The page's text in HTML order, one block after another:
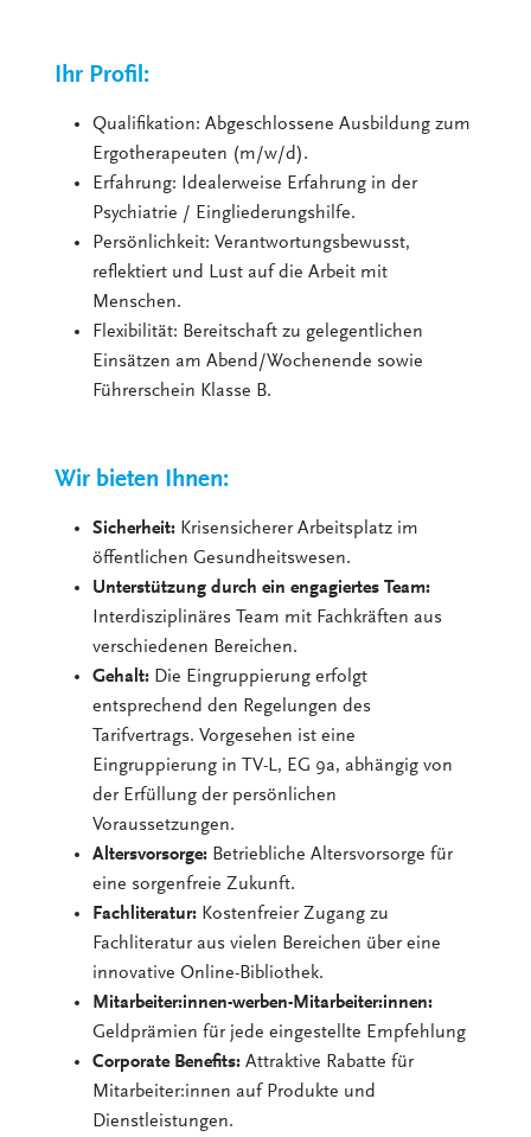
Ihr Profil:
Qualifikation: Abgeschlossene Ausbildung zum
Ergotherapeuten (m/w/d).
Erfahrung: Idealerweise Erfahrung in der
Psychiatrie / Eingliederungshilfe.
Persönlichkeit: Verantwortungsbewusst,
reflektiert und Lust auf die Arbeit mit
Menschen.
Flexibilität: Bereitschaft zu gelegentlichen
Einsätzen am Abend/Wochenende sowie
Führerschein Klasse B.
Wir bieten Ihnen:
Sicherheit: Krisensicherer Arbeitsplatz im
öffentlichen Gesundheitswesen.
Unterstützung durch ein engagiertes Team:
Interdisziplinäres Team mit Fachkräften aus
verschiedenen Bereichen.
Gehalt: Die Eingruppierung erfolgt
entsprechend den Regelungen des
Tarifvertrags. Vorgesehen ist eine
Eingruppierung in TV-L, EG 9a, abhängig von
der Erfüllung der persönlichen
Voraussetzungen.
Altersvorsorge: Betriebliche Altersvorsorge für
eine sorgenfreie Zukunft.
Fachliteratur: Kostenfreier Zugang zu
Fachliteratur aus vielen Bereichen über eine
innovative Online-Bibliothek.
Mitarbeiter:innen-werben-Mitarbeiter:innen:
Geldprämien für jede eingestellte Empfehlung
Corporate Benefits: Attraktive Rabatte für
Mitarbeiter:innen auf Produkte und
Dienstleistungen.